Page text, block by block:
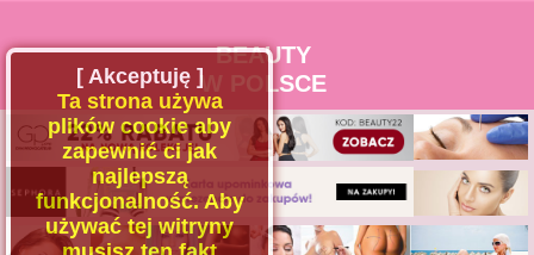
BEAUTY
W POLSCE
[ Akceptuję ]
Ta strona używa
plików cookie aby
zapewnić ci jak
najlepszą
funkcjonalność. Aby
używać tej witryny